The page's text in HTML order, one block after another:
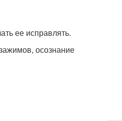
ее исправлять.
осознание